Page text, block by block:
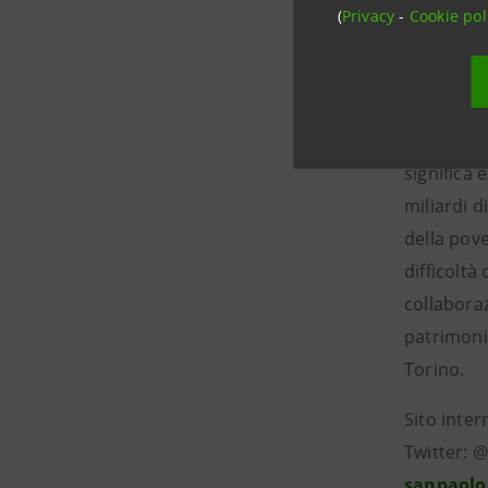
(Privacy- Cookie
Intesa
bancari
Il
Intesa
significa
miliardi
della
difficoltà
Torino.
Sito
Twitter: